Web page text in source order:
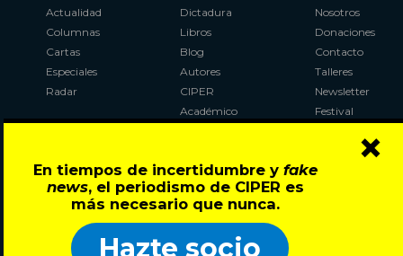
En tiempos de incertidumbre y fake
news, el periodismo de CIPER es
más necesario que nunca.
Hazte socio
×
Actualidad
Columnas
Cartas
Especiales
Radar
Dictadura
Libros
Blog
Autores
CIPER
Académico
Al Plebiscito
con CIPER
Nosotros
Donaciones
Contacto
Talleres
Newsletter
Festival